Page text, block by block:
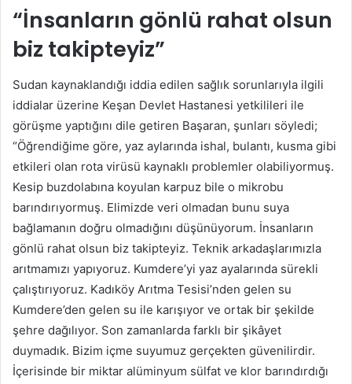
“İnsanların gönlü rahat olsun
biz takipteyiz”
Sudan kaynaklandığı iddia edilen sağlık sorunlarıyla ilgili
iddialar üzerine Keşan Devlet Hastanesi yetkilileri ile
görüşme yaptığını dile getiren Başaran, şunları söyledi;
“Öğrendiğime göre, yaz aylarında ishal, bulantı, kusma gibi
etkileri olan rota virüsü kaynaklı problemler olabiliyormuş.
Kesip buzdolabına koyulan karpuz bile o mikrobu
barındırıyormuş. Elimizde veri olmadan bunu suya
bağlamanın doğru olmadığını düşünüyorum. İnsanların
gönlü rahat olsun biz takipteyiz. Teknik arkadaşlarımızla
arıtmamızı yapıyoruz. Kumdere’yi yaz ayalarında sürekli
çalıştırıyoruz. Kadıköy Arıtma Tesisi’nden gelen su
Kumdere’den gelen su ile karışıyor ve ortak bir şekilde
şehre dağılıyor. Son zamanlarda farklı bir şikâyet
duymadık. Bizim içme suyumuz gerçekten güvenilirdir.
İçerisinde bir miktar alüminyum sülfat ve klor barındırdığı